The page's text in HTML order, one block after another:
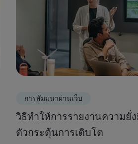
การสัมมนาผ่านเว็บ
วิธีทำให้การรายงานความยั่
ตัวกระตุ้นการเติบโต